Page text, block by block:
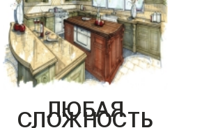
ЛЮБАЯ
СЛОЖНОСТЬ